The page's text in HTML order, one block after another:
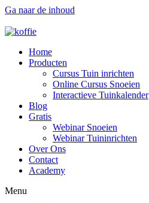
Ga naar de inhoud
Home
Producten
Cursus Tuin inrichten
Online Cursus Snoeien
Interactieve Tuinkalender
Blog
Gratis
Webinar Snoeien
Webinar Tuininrichten
Over Ons
Contact
Academy
Menu